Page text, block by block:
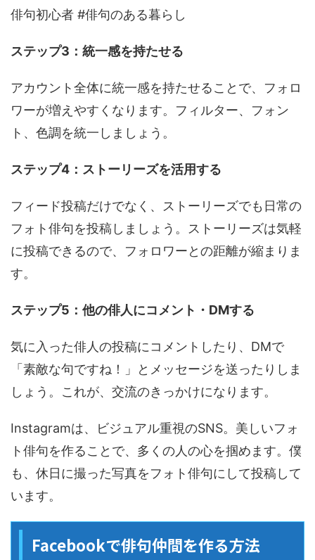
俳句初心者 #俳句のある暮らし
ステップ3：統一感を持たせる
アカウント全体に統一感を持たせることで、フォロ
ワーが増えやすくなります。フィルター、フォン
ト、色調を統一しましょう。
ステップ4：ストーリーズを活用する
フィード投稿だけでなく、ストーリーズでも日常の
フォト俳句を投稿しましょう。ストーリーズは気軽
に投稿できるので、フォロワーとの距離が縮まりま
す。
ステップ5：他の俳人にコメント・DMする
気に入った俳人の投稿にコメントしたり、DMで
「素敵な句ですね！」とメッセージを送ったりしま
しょう。これが、交流のきっかけになります。
Instagramは、ビジュアル重視のSNS。美しいフォ
ト俳句を作ることで、多くの人の心を掴めます。僕
も、休日に撮った写真をフォト俳句にして投稿して
います。
Facebookで俳句仲間を作る方法